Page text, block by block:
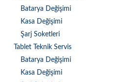
Batarya Değişimi
Kasa Değişimi
Şarj Soketleri
Tablet Teknik Servis
Batarya Değişimi
Kasa Değişimi